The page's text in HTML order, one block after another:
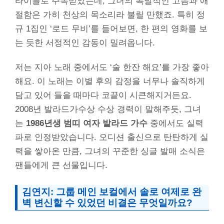
절함은 가히 천상의 목소리라 불릴 만했죠. 특히 정
규 1집인 ‘로드 무비’를 들어보면, 한 편의 영화를 보
는 듯한 서정적인 감동이 밀려옵니다.
저는 지아 노래 중에서도 ‘술 한잔 해요’를 가장 좋아
해요. 이 노래는 이별 후의 감정을 너무나 솔직하게
담고 있어 들을 때마다 코끝이 시큰해지거든요.
2008년 발라드가수상 수상 경력이 말해주듯, 그녀
는 1986년생 범띠 여자 발라드 가수 중에서도 실력
파로 인정받았습니다. 오디션 출신으로 탄탄하게 실
력을 쌓아온 만큼, 그녀의 꾸준한 싱글 발매 소식은
팬들에게 큰 선물입니다.
김연지: 그룹 메인 보컬에서 솔로 여제로 완
벽 변신할 수 있었던 비결은 무엇일까요?